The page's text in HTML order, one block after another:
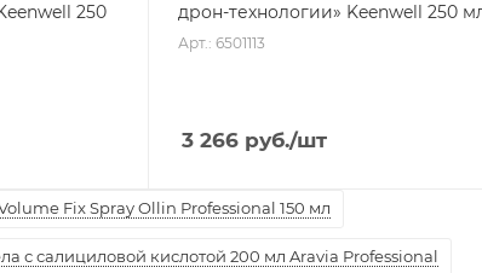
250
дрон-технологии» Keenwell 250
Арт.: 6501113
3 266 руб./шт
Fix Spray Ollin Professional 150 мл
с салициловой кислотой 200 мл Aravia Professional